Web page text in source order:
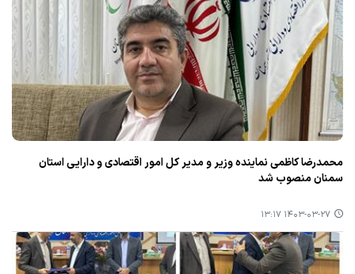
محمدرضا كاظمی نماینده وزیر و مدیر كل امور اقتصادی و دارایی استان
سمنان منصوب شد
۱۴۰۳-۰۳-۲۷ ۱۳:۱۷